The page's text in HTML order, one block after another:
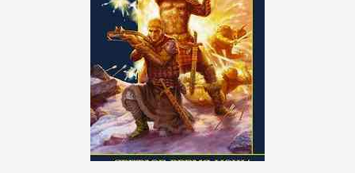
Управление,